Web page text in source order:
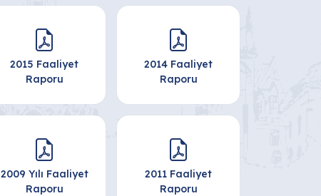
2015 Faaliyet
Raporu
2014 Faaliyet
Raporu
2009 Yılı Faaliyet
Raporu
2011 Faaliyet
Raporu